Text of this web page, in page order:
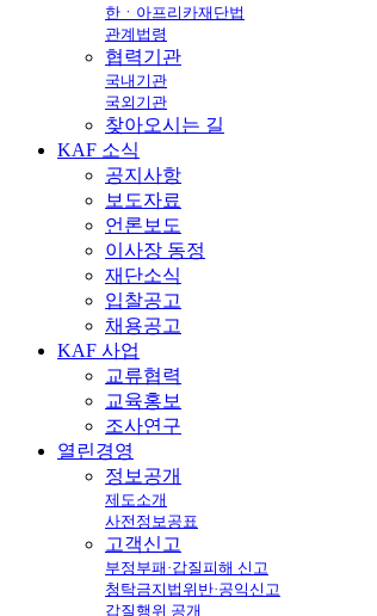
한ㆍ아프리카재단법
관계법령
협력기관
국내기관
국외기관
찾아오시는 길
KAF 소식
공지사항
보도자료
언론보도
이사장 동정
재단소식
입찰공고
채용공고
KAF 사업
교류협력
교육홍보
조사연구
열린경영
정보공개
제도소개
사전정보공표
고객신고
부정부패·갑질피해 신고
청탁금지법위반·공익신고
갑질행위 공개